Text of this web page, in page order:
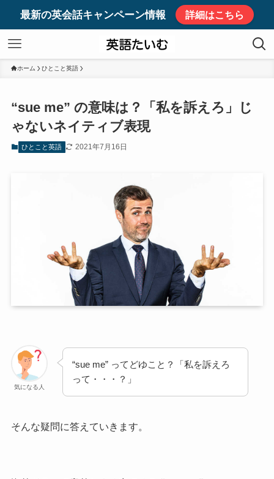
最新の英会話キャンペーン情報 詳細はこちら
ホーム ひとこと英語
“sue me” の意味は？「私を訴えろ」じ
ゃないネイティブ表現
ひとこと英語 2021年7月16日
気になる人
“sue me” ってどゆこと？「私を訴えろ
って・・・？」
そんな疑問に答えていきます。